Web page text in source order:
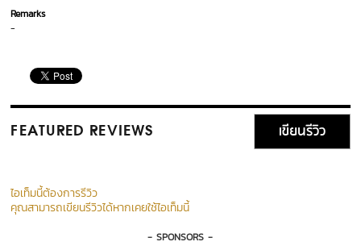
Remarks
-
FEATURED REVIEWS เขียนรีวิว
ไอเท็มนี้ต้องการรีวิว
คุณสามารถเขียนรีวิวได้หากเคยใช้ไอเท็มนี้
- SPONSORS -